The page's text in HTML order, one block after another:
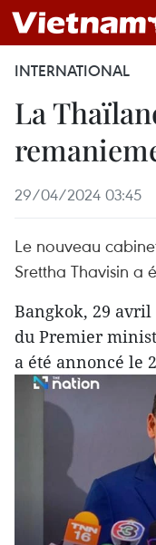
INTERNATIONAL
La
29/04/2024 03:45
Le nouveau
Srettha Thavisin a
Bangkok, 29 avril
du Premier
a été annoncé le